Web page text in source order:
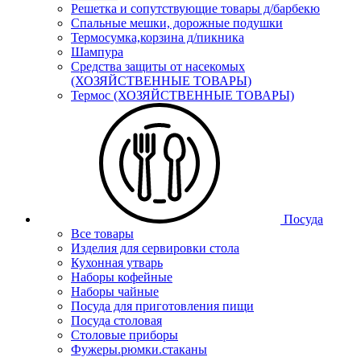
Решетка и сопутствующие товары д/барбекю
Спальные мешки, дорожные подушки
Термосумка,корзина д/пикника
Шампура
Средства защиты от насекомых
(ХОЗЯЙСТВЕННЫЕ ТОВАРЫ)
Термос (ХОЗЯЙСТВЕННЫЕ ТОВАРЫ)
Посуда
Все товары
Изделия для сервировки стола
Кухонная утварь
Наборы кофейные
Наборы чайные
Посуда для приготовления пищи
Посуда столовая
Столовые приборы
Фужеры.рюмки.стаканы